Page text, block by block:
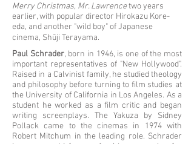
Merry Christmas, Mr. Lawrencetwo years
earlier, with popular director Hirokazu Kore-
eda, and another "wild boy" of Japanese
cinema, Shūji Terayama.
Paul Schrader, born in 1946, is one of the most
important representatives of "New Hollywood".
Raised in a Calvinist family, he studied theology
and philosophy before turning to film studies at
the University of California in Los Angeles. As a
student he worked as a film critic and began
writing screenplays. The Yakuza by Sidney
Pollack came to the cinemas in 1974 with
Robert Mitchum in the leading role. Schrader